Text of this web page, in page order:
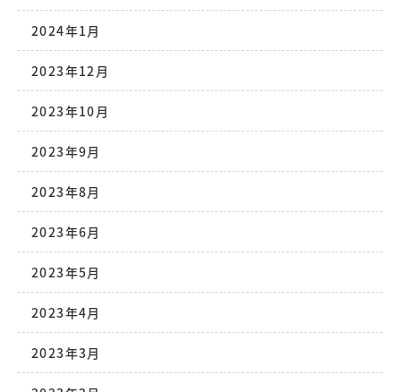
2024年1月
2023年12月
2023年10月
2023年9月
2023年8月
2023年6月
2023年5月
2023年4月
2023年3月